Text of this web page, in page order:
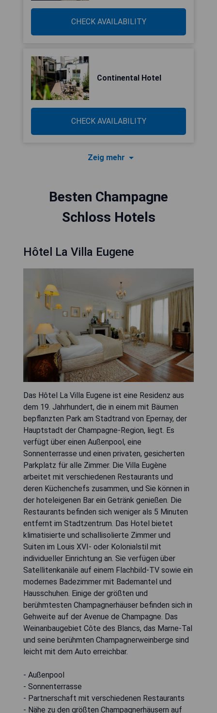
CHECK AVAILABILITY
Continental Hotel
CHECK AVAILABILITY
Zeig mehr
Besten Champagne
Schloss Hotels
Hôtel La Villa Eugene
Das Hôtel La Villa Eugene ist eine Residenz aus
dem 19. Jahrhundert, die in einem mit Bäumen
bepflanzten Park am Stadtrand von Epernay, der
Hauptstadt der Champagne-Region, liegt. Es
verfügt über einen Außenpool, eine
Sonnenterrasse und einen privaten, gesicherten
Parkplatz für alle Zimmer. Die Villa Eugène
arbeitet mit verschiedenen Restaurants und
deren Küchenchefs zusammen, und Sie können in
der hoteleigenen Bar ein Getränk genießen. Die
Restaurants befinden sich weniger als 5 Minuten
entfernt im Stadtzentrum. Das Hotel bietet
klimatisierte und schallisolierte Zimmer und
Suiten im Louis XVI- oder Kolonialstil mit
individueller Einrichtung an. Sie verfügen über
Satellitenkanäle auf einem Flachbild-TV sowie ein
modernes Badezimmer mit Bademantel und
Hausschuhen. Einige der größten und
berühmtesten Champagnerhäuser befinden sich in
Gehweite auf der Avenue de Champagne. Das
Weinanbaugebiet Côte des Blancs, das Marne-Tal
und seine berühmten Champagnerweinberge sind
leicht mit dem Auto erreichbar.
- Außenpool
- Sonnenterrasse
- Partnerschaft mit verschiedenen Restaurants
- Nähe zu den größten Champagnerhäusern auf